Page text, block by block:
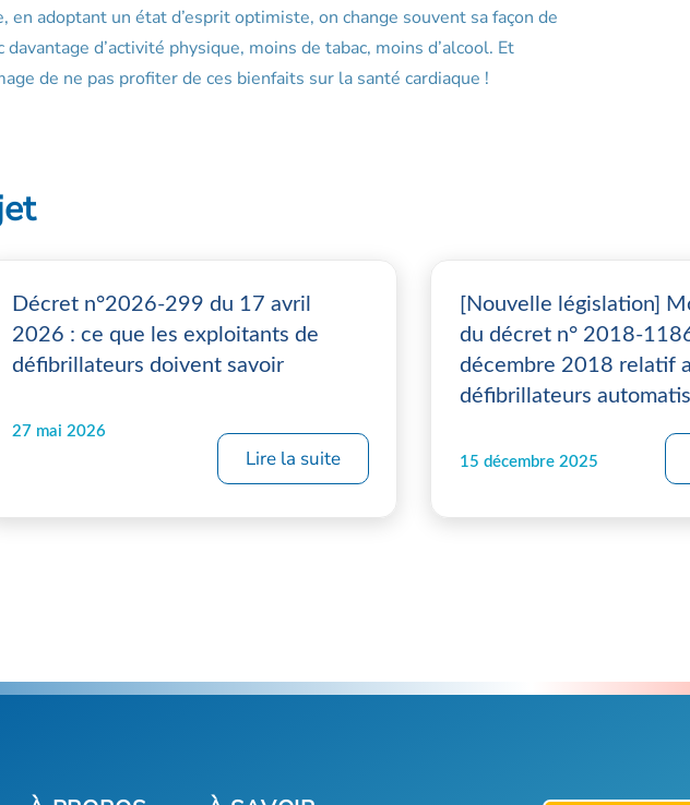
adoptant un état d’esprit optimiste, on change souvent sa façon de
d’activité physique, moins de tabac, moins d’alcool. Et
de ne pas profiter de ces bienfaits sur la santé cardiaque !
Décret n°2026-299 du 17 avril
2026 : ce que les exploitants de
défibrillateurs doivent savoir
27 mai 2026
Lire la suite
[Nouvelle législation]
du décret n° 2018-
décembre 2018 relatif
défibrillateurs
15 décembre 2025